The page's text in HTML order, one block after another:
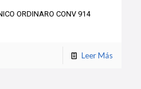
ORDINARO CONV 914
Leer Más